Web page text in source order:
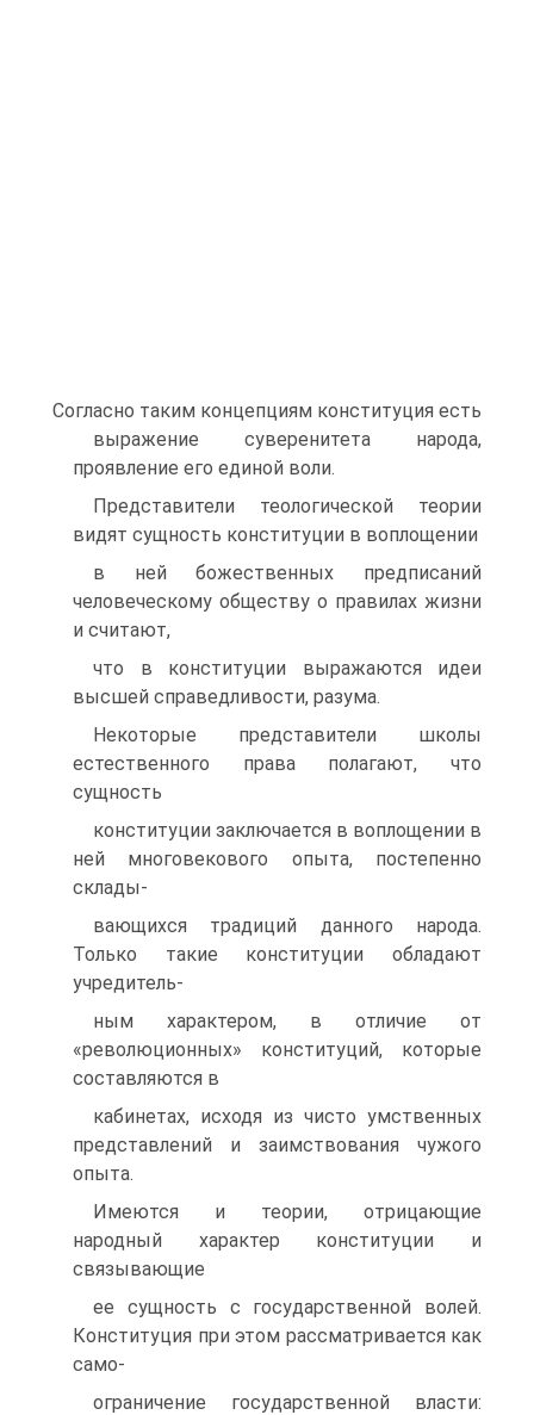
Согласно таким концепциям конституция есть
выражение суверенитета народа,
проявление его единой воли.
Представители теологической теории
видят сущность конституции в воплощении
в ней божественных предписаний
человеческому обществу о правилах жизни
и считают,
что в конституции выражаются идеи
высшей справедливости, разума.
Некоторые представители школы
естественного права полагают, что
сущность
конституции заключается в воплощении в
ней многовекового опыта, постепенно
склады-
вающихся традиций данного народа.
Только такие конституции обладают
учредитель-
ным характером, в отличие от
«революционных» конституций, которые
составляются в
кабинетах, исходя из чисто умственных
представлений и заимствования чужого
опыта.
Имеются и теории, отрицающие
народный характер конституции и
связывающие
ее сущность с государственной волей.
Конституция при этом рассматривается как
само-
ограничение государственной власти: